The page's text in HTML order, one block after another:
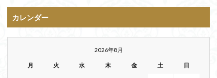
カレンダー
2026年8月
月 火 水 木 金 土 日